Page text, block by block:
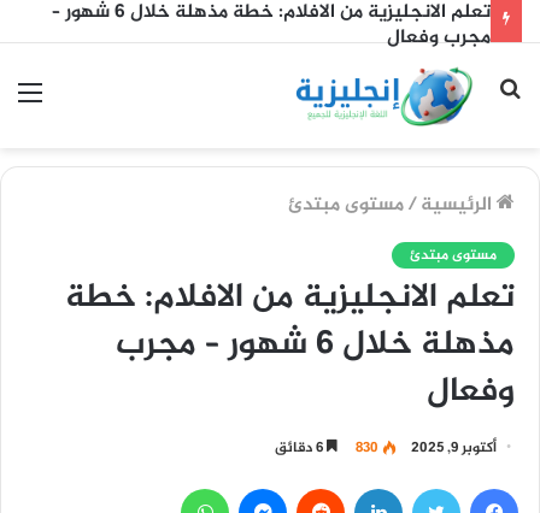
طرق بدء حوار بالإنجليزية – دليل مذهل من 4 خطوات لبداية
واثقة
بحث
الرئيسية/مستوى مبتدئ
مستوى مبتدئ
تعلم الانجليزية من الافلام: خطة
مذهلة خلال 6 شهور – مجرب
وفعال
أكتوبر 9, 2025 830
فيسبوك تويتر لينكدإن ماسنجر